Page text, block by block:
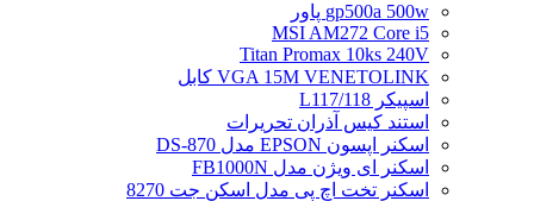
gp500a 500w پاور
MSI AM272 Core i5
Titan Promax 10ks 240V
VGA 15M VENETOLINK کابل
اسپیکر L117/118
استند کیس آذران تحریرات
اسکنر اپسون EPSON مدل DS-870
اسکنر ای ویژن مدل FB1000N
اسکنر تخت اچ پی مدل اسکن جت 8270